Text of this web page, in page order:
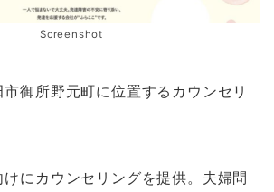
Screenshot
御所野元町に位置するカウンセリ
にカウンセリングを提供。夫婦問